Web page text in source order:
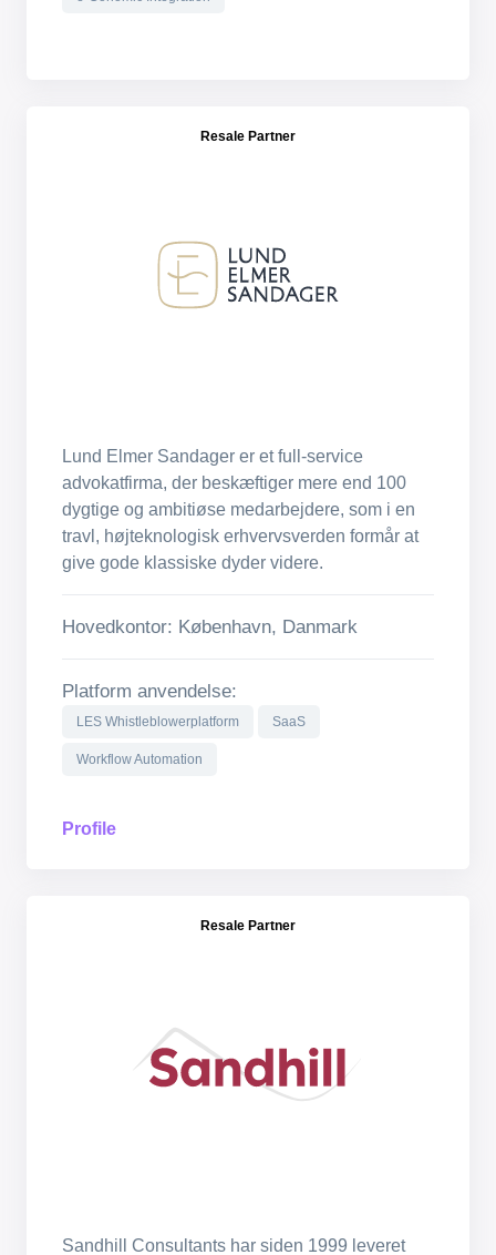
Resale Partner
Lund Elmer Sandager er et full-service
advokatfirma, der beskæftiger mere end 100
dygtige og ambitiøse medarbejdere, som i en
travl, højteknologisk erhvervsverden formår at
give gode klassiske dyder videre.
Hovedkontor: København, Danmark
Platform anvendelse:
LES Whistleblowerplatform SaaS
Workflow Automation
Profile
Resale Partner
Sandhill Consultants har siden 1999 leveret